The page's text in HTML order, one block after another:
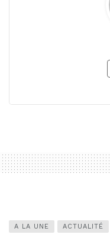
A LA UNE ACTUALITÉ